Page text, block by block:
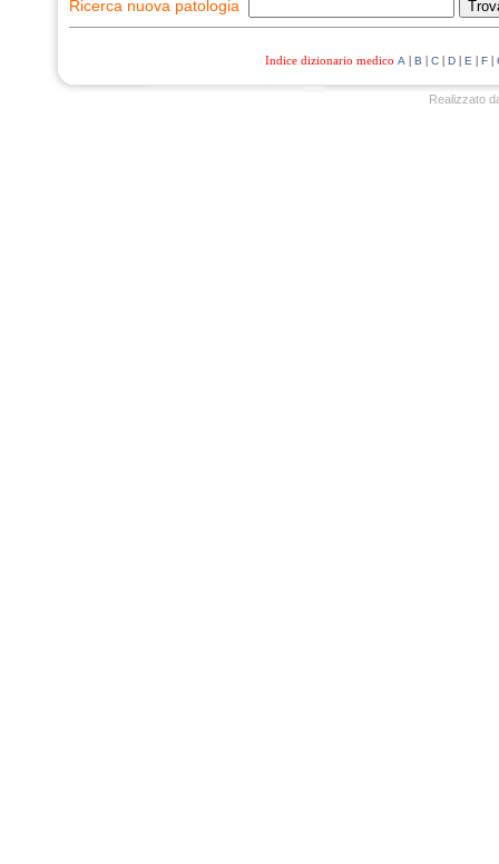
Ricerca nuova patologia
Indice dizionario medico A | B | C | D | E | F |
Realizzato